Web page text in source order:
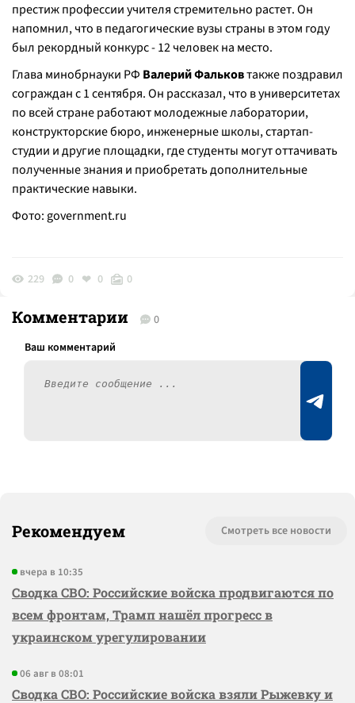
престиж профессии учителя стремительно растет. Он
напомнил, что в педагогические вузы страны в этом году
был рекордный конкурс - 12 человек на место.
Глава минобрнауки РФ Валерий Фальковтакже поздравил
сограждан с 1 сентября. Он рассказал, что в университетах
по всей стране работают молодежные лаборатории,
конструкторские бюро, инженерные школы, стартап-
студии и другие площадки, где студенты могут оттачивать
полученные знания и приобретать дополнительные
практические навыки.
Фото: government.ru
229 0 0 0
Комментарии 0
Рекомендуем Смотреть все новости
вчера в 10:35
Сводка СВО: Российские войска продвигаются по
всем фронтам, Трамп нашёл прогресс в
украинском урегулировании
06 авг в 08:01
Сводка СВО: Российские войска взяли Рыжевку и